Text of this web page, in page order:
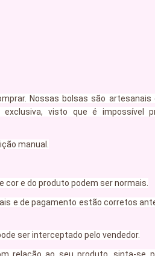
Nossas bolsas são artesanais
visto que é impossível
manual.
cor e do produto podem ser normais.
e de pagamento estão corretos
ser interceptado pelo vendedor.
relação ao seu produto, sinta-se